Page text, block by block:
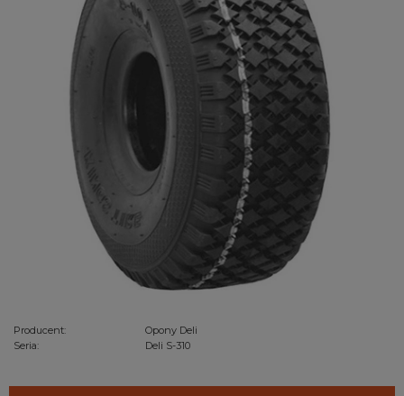
Wyszukaj
Producent:
Opony Deli
Seria:
Deli S-310